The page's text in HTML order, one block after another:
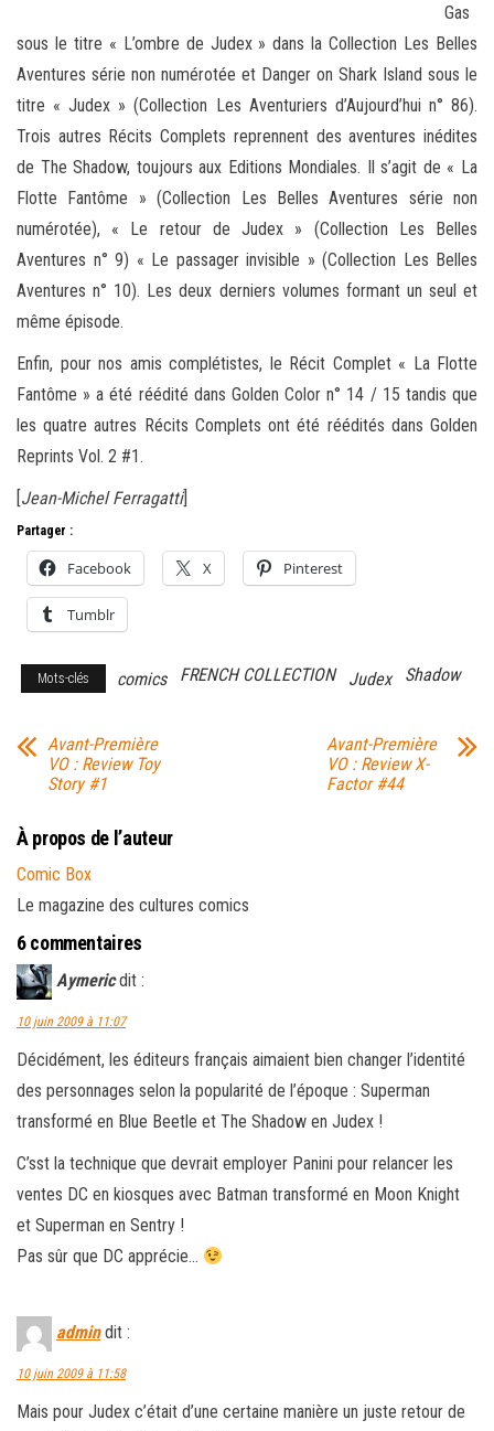
Gas
sous le titre « L’ombre de Judex » dans la Collection Les Belles
Aventures série non numérotée et Danger on Shark Island sous le
titre « Judex » (Collection Les Aventuriers d’Aujourd’hui n° 86).
Trois autres Récits Complets reprennent des aventures inédites
de The Shadow, toujours aux Editions Mondiales. Il s’agit de « La
Flotte Fantôme » (Collection Les Belles Aventures série non
numérotée), « Le retour de Judex » (Collection Les Belles
Aventures n° 9) « Le passager invisible » (Collection Les Belles
Aventures n° 10). Les deux derniers volumes formant un seul et
même épisode.
Enfin, pour nos amis complétistes, le Récit Complet « La Flotte
Fantôme » a été réédité dans Golden Color n° 14 / 15 tandis que
les quatre autres Récits Complets ont été réédités dans Golden
Reprints Vol. 2 #1.
Jean-Michel Ferragatti]
Partager :
Facebook X Pinterest
Tumblr
Mots-clés comics FRENCH COLLECTION Judex Shadow
Avant-Première
VO : Review Toy
Story #1
Avant-Première
VO : Review X-
Factor #44
À propos de l’auteur
Comic Box
Le magazine des cultures comics
6 commentaires
Aymeric dit :
10 juin 2009 à 11:07
Décidément, les éditeurs français aimaient bien changer l’identité
des personnages selon la popularité de l’époque : Superman
transformé en Blue Beetle et The Shadow en Judex !
C’sst la technique que devrait employer Panini pour relancer les
ventes DC en kiosques avec Batman transformé en Moon Knight
et Superman en Sentry !
Pas sûr que DC apprécie…
admin dit :
10 juin 2009 à 11:58
Mais pour Judex c’était d’une certaine manière un juste retour de